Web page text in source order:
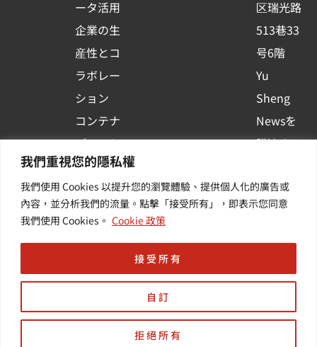
我們重視您的隱私權
我們使用 Cookies 以提升您的瀏覽體驗、提供個人化的廣告或
內容，並分析我們的流量。點擊「接受所有」，即表示您同意
我們使用 Cookies。 Cookie 政策
自訂
拒絕所有
接受所有
ータ活用
企業の生
産性とコ
ラボレー
ション
コンテナ
プラット
フォーム
活用
その他・
u
a
r
e
区瑞光路
513巷33
号6階
Yu
Sheng
Newsを
購読する
イベント
や業界情
Copyright © 羽昇國際股份有限公司